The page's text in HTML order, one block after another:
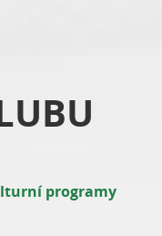
programy